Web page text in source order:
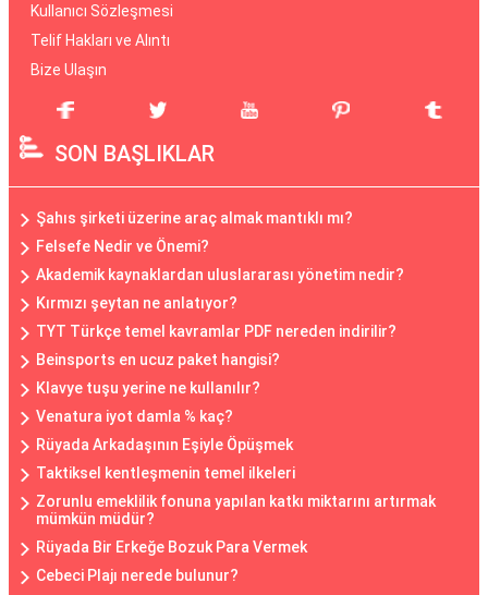
Kullanıcı Sözleşmesi
Telif Hakları ve Alıntı
Bize Ulaşın
SON BAŞLIKLAR
Şahıs şirketi üzerine araç almak mantıklı mı?
Felsefe Nedir ve Önemi?
Akademik kaynaklardan uluslararası yönetim nedir?
Kırmızı şeytan ne anlatıyor?
TYT Türkçe temel kavramlar PDF nereden indirilir?
Beinsports en ucuz paket hangisi?
Klavye tuşu yerine ne kullanılır?
Venatura iyot damla % kaç?
Rüyada Arkadaşının Eşiyle Öpüşmek
Taktiksel kentleşmenin temel ilkeleri
Zorunlu emeklilik fonuna yapılan katkı miktarını artırmak
mümkün müdür?
Rüyada Bir Erkeğe Bozuk Para Vermek
Cebeci Plajı nerede bulunur?